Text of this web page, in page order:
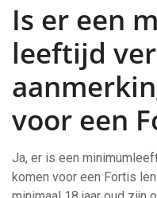
Is er een
leeftijd
voor een
Ja, er is een
komen voor een Fortis